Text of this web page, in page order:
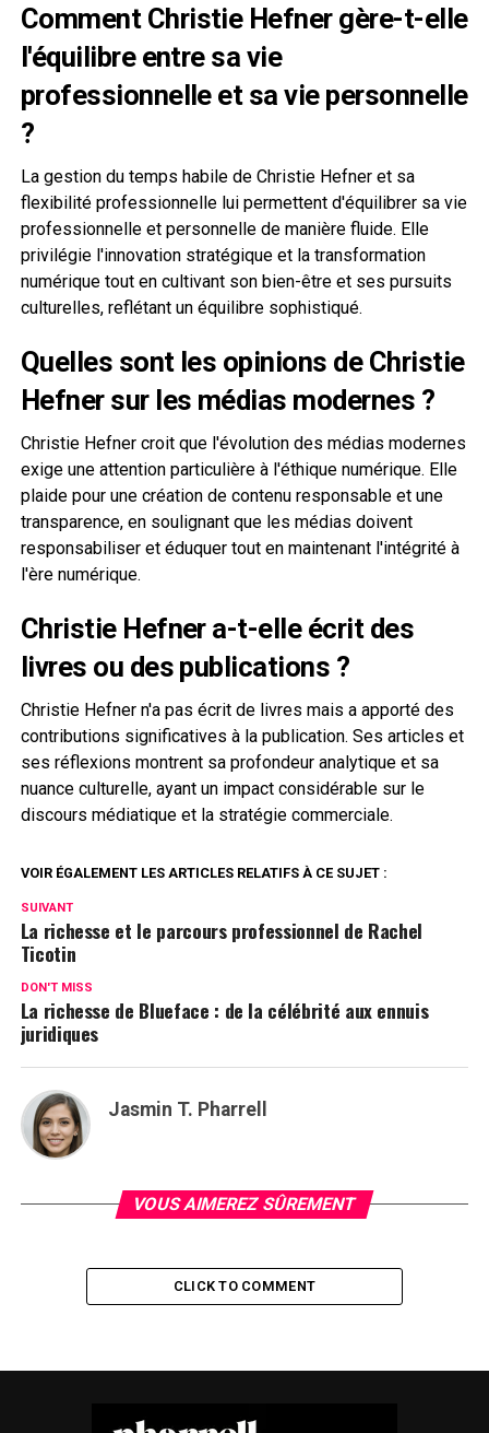
Comment Christie Hefner gère-t-elle
l'équilibre entre sa vie
professionnelle et sa vie personnelle
?
La gestion du temps habile de Christie Hefner et sa
flexibilité professionnelle lui permettent d'équilibrer sa vie
professionnelle et personnelle de manière fluide. Elle
privilégie l'innovation stratégique et la transformation
numérique tout en cultivant son bien-être et ses pursuits
culturelles, reflétant un équilibre sophistiqué.
Quelles sont les opinions de Christie
Hefner sur les médias modernes ?
Christie Hefner croit que l'évolution des médias modernes
exige une attention particulière à l'éthique numérique. Elle
plaide pour une création de contenu responsable et une
transparence, en soulignant que les médias doivent
responsabiliser et éduquer tout en maintenant l'intégrité à
l'ère numérique.
Christie Hefner a-t-elle écrit des
livres ou des publications ?
Christie Hefner n'a pas écrit de livres mais a apporté des
contributions significatives à la publication. Ses articles et
ses réflexions montrent sa profondeur analytique et sa
nuance culturelle, ayant un impact considérable sur le
discours médiatique et la stratégie commerciale.
VOIR ÉGALEMENT LES ARTICLES RELATIFS À CE SUJET :
SUIVANT
La richesse et le parcours professionnel de Rachel
Ticotin
DON'T MISS
La richesse de Blueface : de la célébrité aux ennuis
juridiques
Jasmin T. Pharrell
VOUS AIMEREZ SÛREMENT
CLICK TO COMMENT